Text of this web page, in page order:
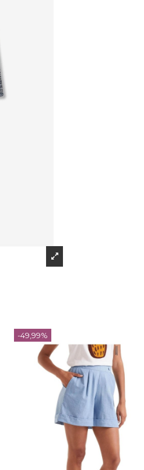
-49,99%